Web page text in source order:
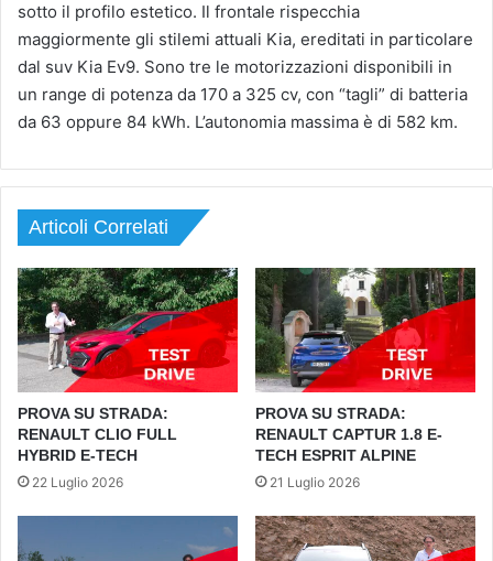
sotto il profilo estetico. Il frontale rispecchia
maggiormente gli stilemi attuali Kia, ereditati in particolare
dal suv Kia Ev9. Sono tre le motorizzazioni disponibili in
un range di potenza da 170 a 325 cv, con “tagli” di batteria
da 63 oppure 84 kWh. L’autonomia massima è di 582 km.
Articoli Correlati
PROVA SU STRADA:
RENAULT CLIO FULL
HYBRID E-TECH
22 Luglio 2026
PROVA SU STRADA:
RENAULT CAPTUR 1.8 E-
TECH ESPRIT ALPINE
21 Luglio 2026